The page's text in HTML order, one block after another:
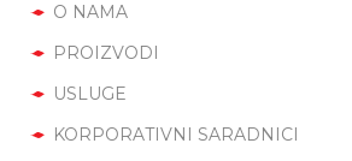
O NAMA
PROIZVODI
USLUGE
KORPORATIVNI SARADNICI